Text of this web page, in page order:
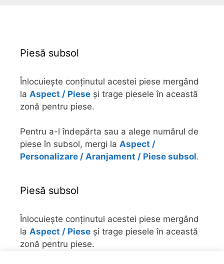
Piesă subsol
Înlocuiește conținutul acestei piese mergând
la Aspect / Piese și trage piesele în această
zonă pentru piese.
Pentru a-l îndepărta sau a alege numărul de
piese în subsol, mergi la Aspect /
Personalizare / Aranjament / Piese subsol.
Piesă subsol
Înlocuiește conținutul acestei piese mergând
la Aspect / Piese și trage piesele în această
zonă pentru piese.